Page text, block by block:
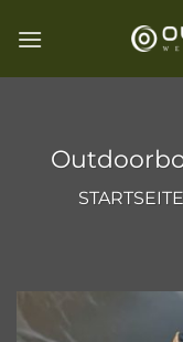
Inhalt
STARTSEITE